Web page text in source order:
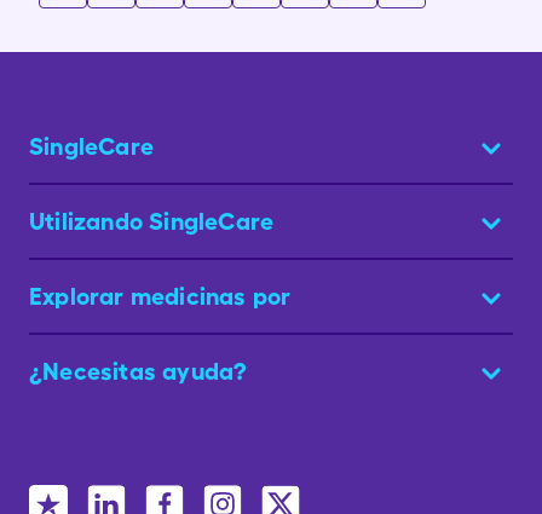
SingleCare
Utilizando SingleCare
Explorar medicinas por
¿Necesitas ayuda?